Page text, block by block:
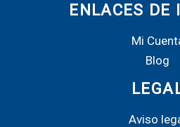
ENLACES DE
Mi
Blog
Aviso